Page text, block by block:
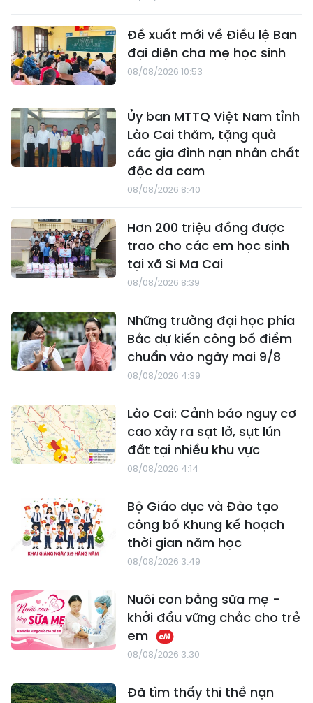
Đề xuất mới về Điều lệ Ban
đại diện cha mẹ học sinh
08/08/2026 10:53
Ủy ban MTTQ Việt Nam tỉnh
Lào Cai thăm, tặng quà
các gia đình nạn nhân chất
độc da cam
08/08/2026 8:40
Hơn 200 triệu đồng được
trao cho các em học sinh
tại xã Si Ma Cai
08/08/2026 8:39
Những trường đại học phía
Bắc dự kiến công bố điểm
chuẩn vào ngày mai 9/8
08/08/2026 4:39
Lào Cai: Cảnh báo nguy cơ
cao xảy ra sạt lở, sụt lún
đất tại nhiều khu vực
08/08/2026 4:14
Bộ Giáo dục và Đào tạo
công bố Khung kế hoạch
thời gian năm học
08/08/2026 3:49
Nuôi con bằng sữa mẹ -
khởi đầu vững chắc cho trẻ
em
08/08/2026 3:30
Đã tìm thấy thi thể nạn